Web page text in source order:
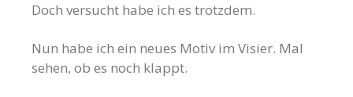
Doch versucht habe ich es trotzdem.
Nun habe ich ein neues Motiv im Visier. Mal
sehen, ob es noch klappt.